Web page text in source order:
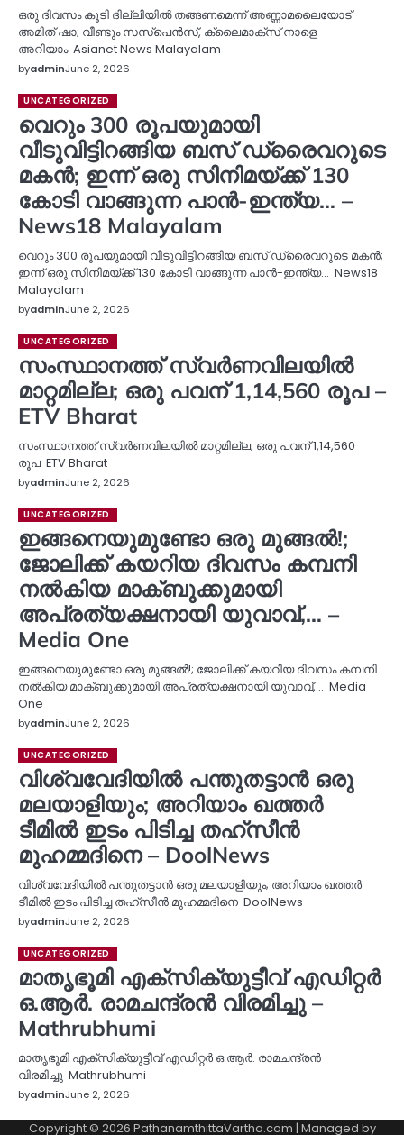
ഒരു ദിവസം കൂടി ദില്ലിയിൽ തങ്ങണമെന്ന് അണ്ണാമലൈയോട്
അമിത് ഷാ; വീണ്ടും സസ്പെൻസ്, ക്ലൈമാക്സ് നാളെ
അറിയാം Asianet News Malayalam
byadminJune 2, 2026
UNCATEGORIZED
വെറും 300 രൂപയുമായി
വീടുവിട്ടിറങ്ങിയ ബസ് ഡ്രൈവറുടെ
മകൻ; ഇന്ന് ഒരു സിനിമയ്ക്ക് 130
കോടി വാങ്ങുന്ന പാൻ-ഇന്ത്യ… –
News18 Malayalam
വെറും 300 രൂപയുമായി വീടുവിട്ടിറങ്ങിയ ബസ് ഡ്രൈവറുടെ മകൻ;
ഇന്ന് ഒരു സിനിമയ്ക്ക് 130 കോടി വാങ്ങുന്ന പാൻ-ഇന്ത്യ… News18
Malayalam
byadminJune 2, 2026
UNCATEGORIZED
സംസ്ഥാനത്ത് സ്വർണവിലയിൽ
മാറ്റമില്ല; ഒരു പവന് 1,14,560 രൂപ –
ETV Bharat
സംസ്ഥാനത്ത് സ്വർണവിലയിൽ മാറ്റമില്ല; ഒരു പവന് 1,14,560
രൂപ ETV Bharat
byadminJune 2, 2026
UNCATEGORIZED
ഇങ്ങനെയുമുണ്ടോ ഒരു മുങ്ങൽ!;
ജോലിക്ക് കയറിയ ദിവസം കമ്പനി
നല്‍കിയ മാക്ബുക്കുമായി
അപ്രത്യക്ഷനായി യുവാവ്,… –
Media One
ഇങ്ങനെയുമുണ്ടോ ഒരു മുങ്ങൽ!; ജോലിക്ക് കയറിയ ദിവസം കമ്പനി
നല്‍കിയ മാക്ബുക്കുമായി അപ്രത്യക്ഷനായി യുവാവ്,… Media
One
byadminJune 2, 2026
UNCATEGORIZED
വിശ്വവേദിയില്‍ പന്തുതട്ടാന്‍ ഒരു
മലയാളിയും; അറിയാം ഖത്തര്‍
ടീമില്‍ ഇടം പിടിച്ച തഹ്സീന്‍
മുഹമ്മദിനെ – DoolNews
വിശ്വവേദിയില്‍ പന്തുതട്ടാന്‍ ഒരു മലയാളിയും; അറിയാം ഖത്തര്‍
ടീമില്‍ ഇടം പിടിച്ച തഹ്സീന്‍ മുഹമ്മദിനെ DoolNews
byadminJune 2, 2026
UNCATEGORIZED
മാതൃഭൂമി എക്‌സിക്യുട്ടീവ് എഡിറ്റർ
ഒ.ആർ. രാമചന്ദ്രൻ വിരമിച്ചു –
Mathrubhumi
മാതൃഭൂമി എക്‌സിക്യുട്ടീവ് എഡിറ്റർ ഒ.ആർ. രാമചന്ദ്രൻ
വിരമിച്ചു Mathrubhumi
byadminJune 2, 2026
Copyright © 2026 PathanamthittaVartha.com | Managed by